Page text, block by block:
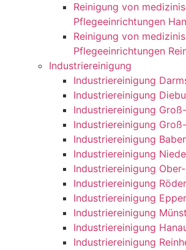
Reinigung von
Pflegeeinrichtungen
Reinigung von
Pflegeeinrichtungen
Industriereinigung
Industriereinigung
Industriereinigung
Industriereinigung
Industriereinigung
Industriereinigung
Industriereinigung
Industriereinigung
Industriereinigung
Industriereinigung
Industriereinigung
Industriereinigung
Industriereinigung